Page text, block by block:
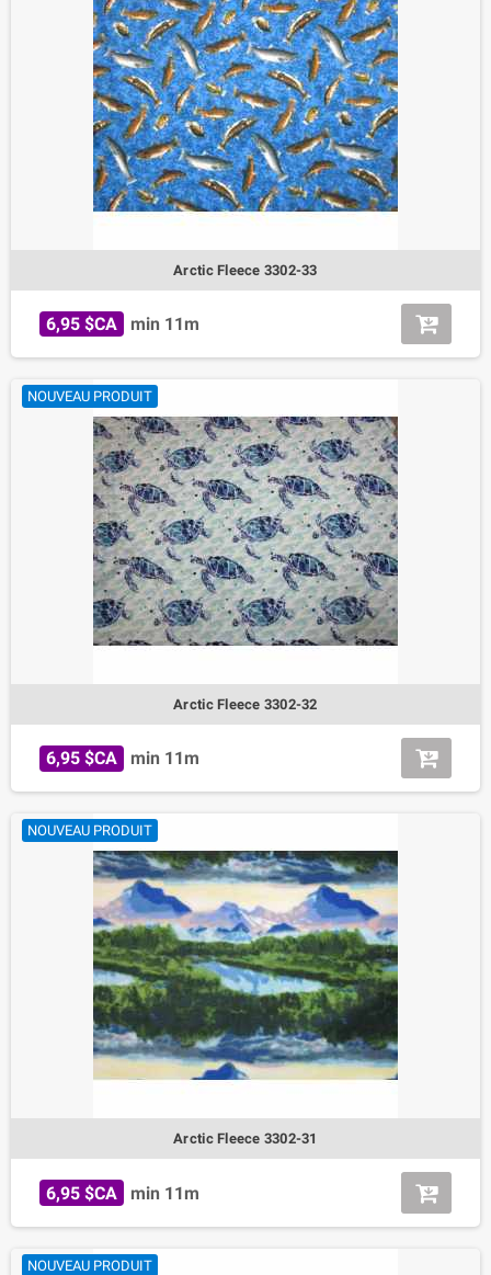
Arctic Fleece 3302-33
6,95 $CA min 11m
NOUVEAU PRODUIT
Arctic Fleece 3302-32
6,95 $CA min 11m
NOUVEAU PRODUIT
Arctic Fleece 3302-31
6,95 $CA min 11m
NOUVEAU PRODUIT